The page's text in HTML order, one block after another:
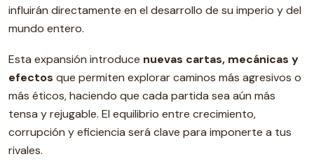
influirán directamente en el desarrollo de su imperio y del
mundo entero.
Esta expansión introduce nuevas cartas, mecánicas y
efectos que permiten explorar caminos más agresivos o
más éticos, haciendo que cada partida sea aún más
tensa y rejugable. El equilibrio entre crecimiento,
corrupción y eficiencia será clave para imponerte a tus
rivales.